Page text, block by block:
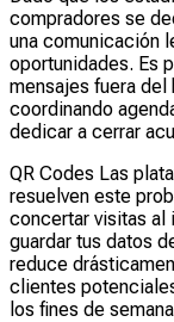
compradores se
una comunicación
oportunidades. Es
mensajes fuera
coordinando
dedicar a cerrar
QR Codes Las
resuelven este
concertar visitas al
guardar tus datos
reduce
clientes
los fines de